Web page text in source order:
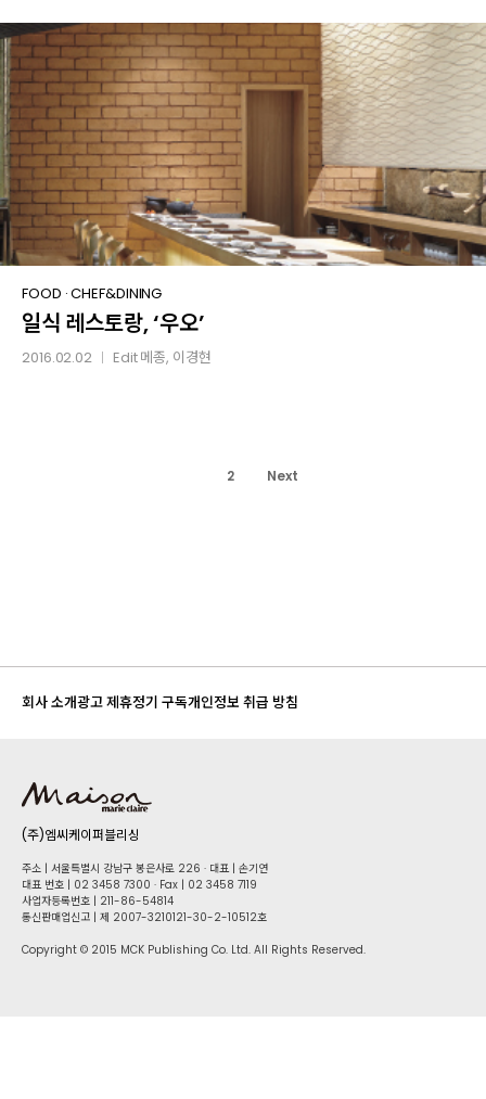
일식
레스토랑,
‘우오’
FOOD ·CHEF&DINING
일식 레스토랑, ‘우오’
2016.02.02 Edit메종, 이경현
2 Next
회사 소개광고 제휴정기 구독개인정보 취급 방침
(주)엠씨케이퍼블리싱
주소 | 서울특별시 강남구 봉은사로 226 · 대표 | 손기연
대표 번호 | 02 34​58 7300 · Fax | 02 34​58 7119
사업자등록번호 | 211-86-5​4814
통신판매업신고 | 제 2007-3210121-30-2-10512호
Copyright © 2015 MCK Publishing Co. Ltd. All Rights Reserved.